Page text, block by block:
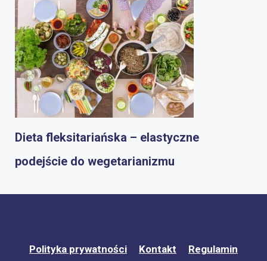
Dieta fleksitariańska – elastyczne
podejście do wegetarianizmu
Polityka prywatności Kontakt Regulamin